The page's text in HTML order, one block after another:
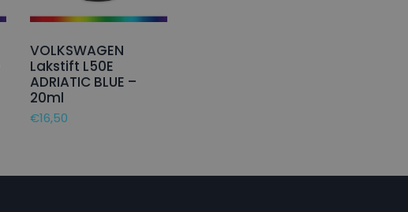
VOLKSWAGEN
Lakstift L50E
ADRIATIC BLUE –
20ml
€16,50